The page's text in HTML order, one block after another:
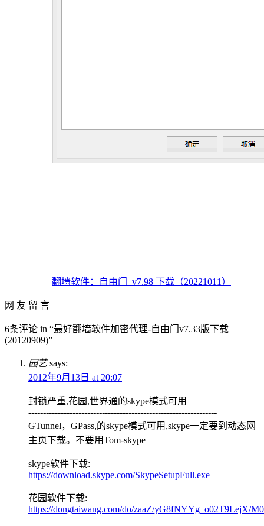
翻墙软件：自由门_v7.98 下载（20221011）
网 友 留 言
6条评论 in “最好翻墙软件加密代理-自由门v7.33版下载
(20120909)”
园艺 says:
2012年9月13日 at 20:07
封锁严重,花园,世界通的skype模式可用
----------------------------------------------------------------
GTunnel，GPass,的skype模式可用,skype一定要到动态网
主页下载。不要用Tom-skype
skype软件下载:
https://download.skype.com/SkypeSetupFull.exe
花园软件下载:
https://dongtaiwang.com/do/zaaZ/yG8fNYYg_o02T9LejX/